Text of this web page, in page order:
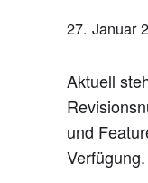
27. Januar
Aktuell
und
Verfügung.